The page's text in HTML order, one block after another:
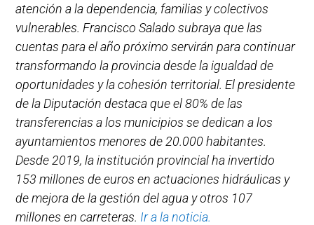
atención a la dependencia, familias y colectivos
vulnerables. Francisco Salado subraya que las
cuentas para el año próximo servirán para continuar
transformando la provincia desde la igualdad de
oportunidades y la cohesión territorial. El presidente
de la Diputación destaca que el 80% de las
transferencias a los municipios se dedican a los
ayuntamientos menores de 20.000 habitantes.
Desde 2019, la institución provincial ha invertido
153 millones de euros en actuaciones hidráulicas y
de mejora de la gestión del agua y otros 107
millones en carreteras. Ir a la noticia.